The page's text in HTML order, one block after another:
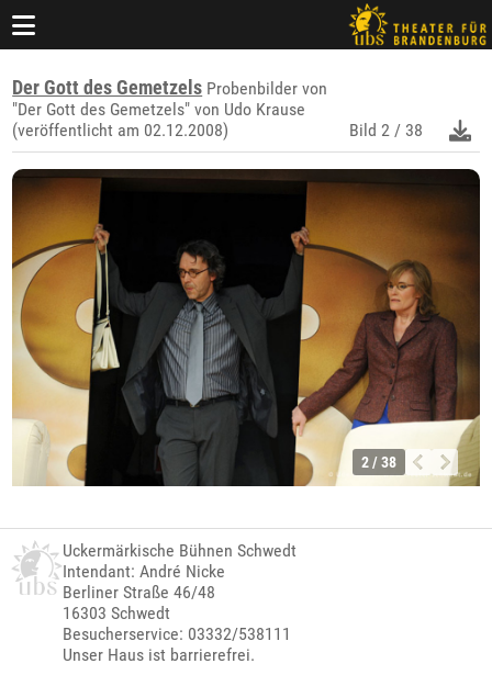
Der Gott des Gemetzels Probenbilder von
"Der Gott des Gemetzels" von Udo Krause
(veröffentlicht am 02.12.2008)
Bild 2 / 38
2 / 38
Uckermärkische Bühnen Schwedt
Intendant: André Nicke
Berliner Straße 46/48
16303 Schwedt
Besucherservice: 03332/538111
Unser Haus ist barrierefrei.